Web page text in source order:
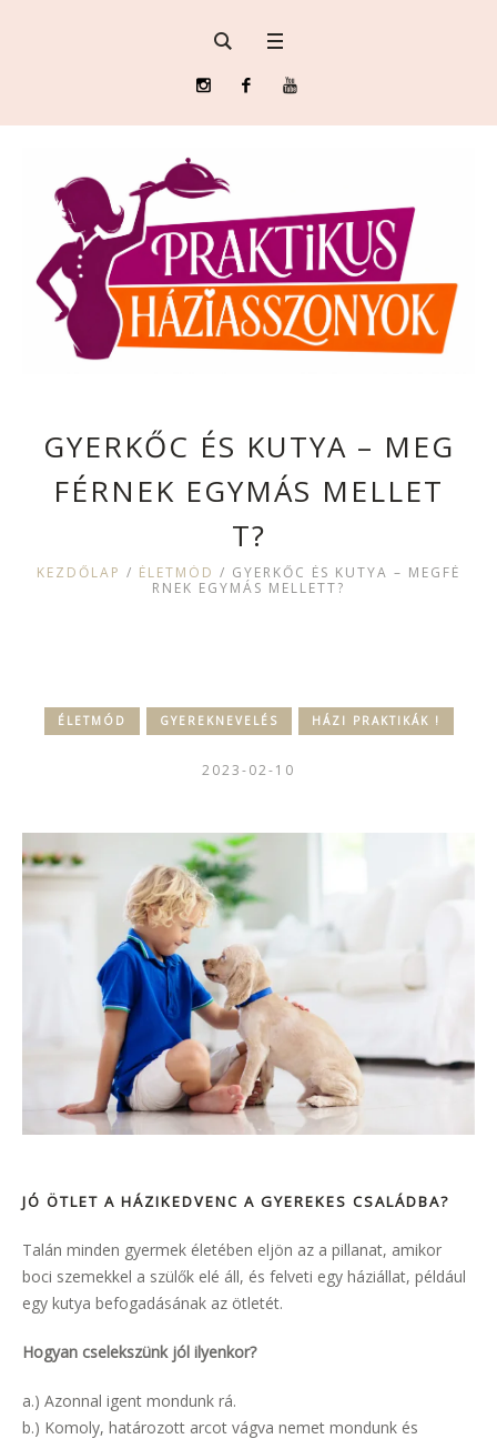
GYERKŐC ÉS KUTYA – MEG
FÉRNEK EGYMÁS MELLET
T?
KEZDŐLAP / ÉLETMÓD / GYERKŐC ÉS KUTYA – MEGFÉ
RNEK EGYMÁS MELLETT?
ÉLETMÓD GYEREKNEVELÉS HÁZI PRAKTIKÁK !
2023-02-10
JÓ ÖTLET A HÁZIKEDVENC A GYEREKES CSALÁDBA?
Talán minden gyermek életében eljön az a pillanat, amikor
boci szemekkel a szülők elé áll, és felveti egy háziállat, például
egy kutya befogadásának az ötletét.
Hogyan cselekszünk jól ilyenkor?
a.) Azonnal igent mondunk rá.
b.) Komoly, határozott arcot vágva nemet mondunk és